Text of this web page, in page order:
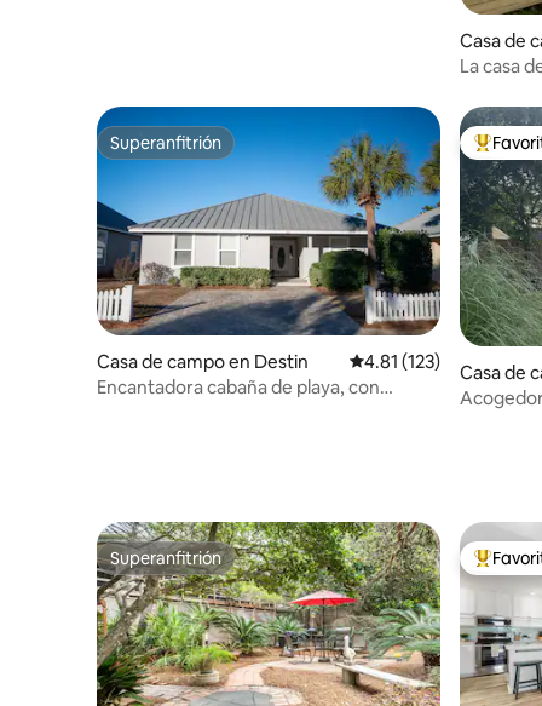
Casa de
y Beach
La casa
Superanfitrión
Superanfitrión
Casa de campo en Destin Calificación promedio:
4.81 (123)
Encantadora cabaña de playa, con
De los
Casa de
Beach
Superanfitrión
Superanfitrión De los